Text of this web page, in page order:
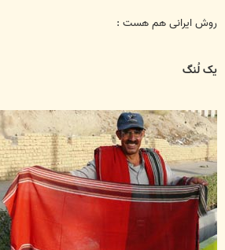
روش ایرانی هم هست :
یک لُنگ